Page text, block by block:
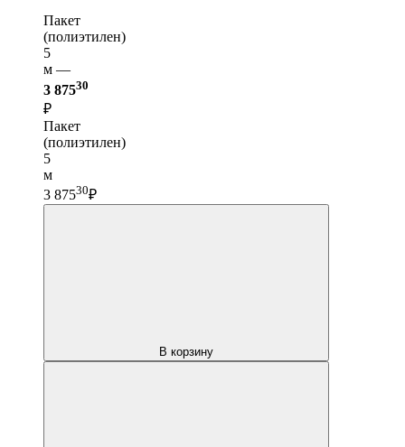
Пакет
(полиэтилен)
5
м —
3 87530
₽
Пакет
(полиэтилен)
5
м
3 87530₽
В корзину